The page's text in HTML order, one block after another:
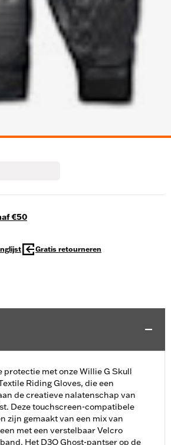
€50
Gratis retourneren
protectie met onze Willie G Skull
Riding Gloves, die een
de creatieve nalatenschap van
Deze touchscreen-compatibele
zijn gemaakt van een mix van
met een verstelbaar Velcro
Het D3O Ghost-pantser op de